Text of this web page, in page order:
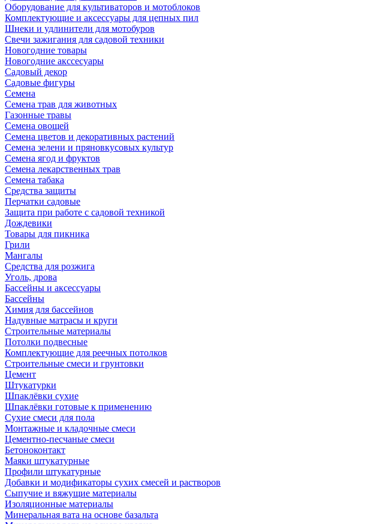
Оборудование для культиваторов и мотоблоков
Комплектующие и аксессуары для цепных пил
Шнеки и удлинители для мотобуров
Свечи зажигания для садовой техники
Новогодние товары
Новогодние акссесуары
Садовый декор
Садовые фигуры
Семена
Семена трав для животных
Газонные травы
Семена овощей
Семена цветов и декоративных растений
Семена зелени и пряновкусовых культур
Семена ягод и фруктов
Семена лекарственных трав
Семена табака
Средства защиты
Перчатки садовые
Защита при работе с садовой техникой
Дождевики
Товары для пикника
Грили
Мангалы
Средства для розжига
Уголь, дрова
Бассейны и аксессуары
Бассейны
Химия для бассейнов
Надувные матрасы и круги
Строительные материалы
Потолки подвесные
Комплектующие для реечных потолков
Строительные смеси и грунтовки
Цемент
Штукатурки
Шпаклёвки сухие
Шпаклёвки готовые к применению
Сухие смеси для пола
Монтажные и кладочные смеси
Цементно-песчаные смеси
Бетоноконтакт
Маяки штукатурные
Профили штукатурные
Добавки и модификаторы сухих смесей и растворов
Сыпучие и вяжущие материалы
Изоляционные материалы
Минеральная вата на основе базальта